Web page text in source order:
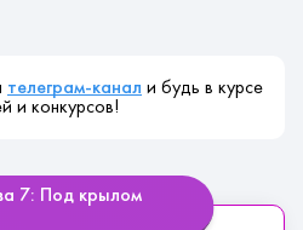
телеграм-канал и будь в курсе
и конкурсов!
7: Под крылом